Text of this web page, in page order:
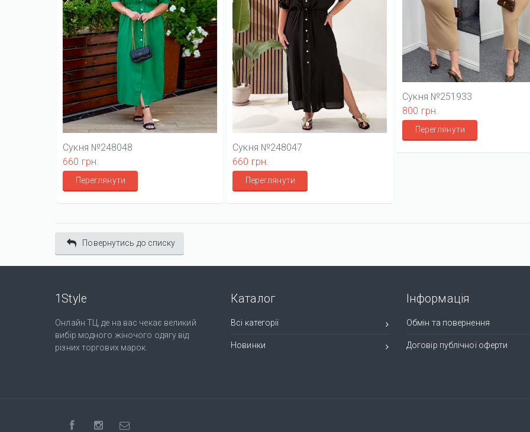
Сукня №248048
660 грн.
Переглянути
Сукня №248047
660 грн.
Переглянути
Cукня №251933
800 грн.
Переглянути
Повернутись до списку
1Style
Онлайн ТЦ, де на вас чекає великий
вибір модного жіночого одягу від
різних торгових марок.
Каталог
Всі категорії
Новинки
Інформація
Обмін та повернення
Договір публічної оферти